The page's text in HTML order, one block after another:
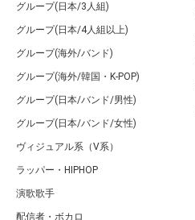
グループ(日本/3人組)
グループ(日本/4人組以上)
グループ(海外/バンド)
グループ(海外/韓国・K-POP)
グループ(日本/バンド/男性)
グループ(日本/バンド/女性)
ヴィジュアル系（V系）
ラッパー・HIPHOP
演歌歌手
配信者・ボカロ